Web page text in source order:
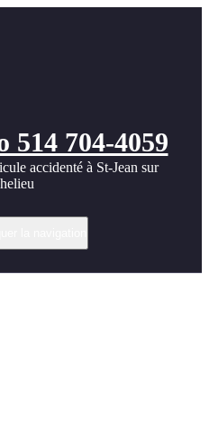
514 704-4059
accidenté à St-Jean sur